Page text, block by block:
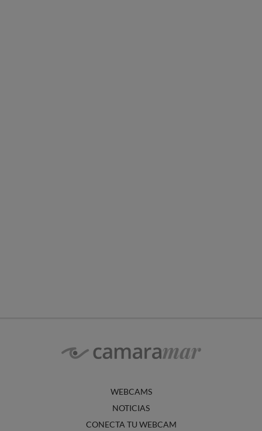
WEBCAMS
NOTICIAS
CONECTA TU WEBCAM